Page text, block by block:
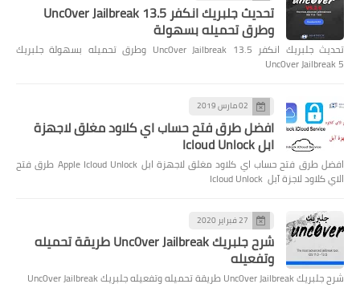
تحديث جلبريك انكفر Unc0ver Jailbreak 13.5
وطرق تحميله بسهولة
تحديث جلبريك انكفر Unc0ver Jailbreak 13.5 وطرق تحميله بسهولة جلبريك
Unc0ver Jailbreak 5
02 مارس 2019
افضل طرق فتح حساب اي كلاود مغلق لاجهزة
ابل Icloud Unlock
افضل طرق فتح حساب اي كلاود مغلق لاجهزة ابل Apple Icloud Unlock طرق فتح
الاي كلاود لاجزة آبل Icloud Unlock
27 فبراير 2020
شرح جلبريك Unc0ver Jailbreak طريقة تحميله
وتفعيله
شرح جلبريك Unc0ver Jailbreak طريقة تحميله وتفعيله جلبريك Unc0ver Jailbreak